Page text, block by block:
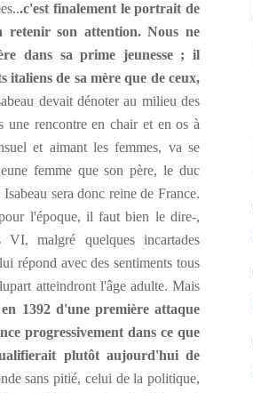
.c'est finalement le portrait de
retenir son attention. Nous ne
dans sa prime jeunesse ; il
italiens de sa mère que de ceux,
devait dénoter au milieu des
une rencontre en chair et en os à
et aimant les femmes, va se
femme que son père, le duc
sera donc reine de France.
l'époque, il faut bien le dire-,
VI, malgré quelques incartades
répond avec des sentiments tous
atteindront l'âge adulte. Mais
1392 d'une première attaque
progressivement dans ce que
plutôt aujourd'hui de
sans pitié, celui de la politique,